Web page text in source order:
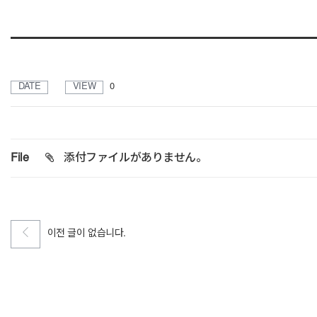
DATE VIEW 0
File 添付ファイルがありません。
이전 글이 없습니다.